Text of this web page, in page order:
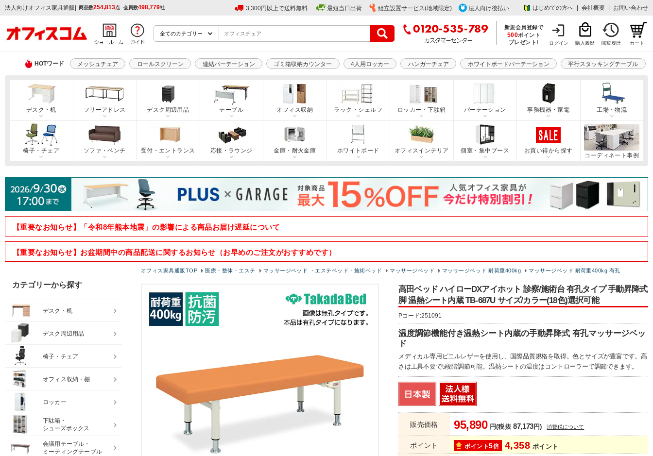
法人向けオフィス家具通販 | 商品数254,813点 会員数498,779社 3,300円以上で送料無料 最短当日出荷 組立設置サービス(地域限定) 法人向け後払い はじめての方へ 会社概要 お問い合わせ
新規会員登録で
500ポイント
プレゼント!
ログイン 購入履歴 閲覧履歴 カート
HOTワード メッシュチェア ロールスクリーン 連結パーテーション ゴミ箱収納カウンター 4人用ロッカー ハンガーチェア ホワイトボードパーテーション 平行スタッキングテーブル
デスク・机 フリーアドレス デスク周辺用品 テーブル オフィス収納 ラック・シェルフ ロッカー・下駄箱 パーテーション 事務機器・家電 工場・物流
椅子・チェア ソファ・ベンチ 受付・エントランス 応接・ラウンジ 金庫・耐火金庫 ホワイトボード オフィスインテリア 個室・集中ブース
お買い得から探す
コーディネート事例
【重要なお知らせ】「令和8年熊本地震」の影響による商品お届け遅延について
【重要なお知らせ】お盆期間中の商品配送に関するお知らせ（お早めのご注文がおすすめです）
オフィス家具通販TOP 医療・整体・エステ マッサージベッド ・エステベッド・施術ベッド マッサージベッド マッサージベッド 耐荷重400kg マッサージベッド 耐荷重400kg 有孔
高田ベッド ハイローDXアイホット 診察/施術台 有孔タイプ 手動昇降式
脚 温熱シート内蔵 TB-687U サイズ/カラー(18色)選択可能
Pコード:251091
温度調節機能付き温熱シート内蔵の手動昇降式 有孔マッサージベッ
ド
メディカル専用ビニルレザーを使用し、国際品質規格を取得。色とサイズが豊富です。高
さは工具不要で5段階調節可能。温熱シートの温度はコントローラーで調節できます。
販売価格 95,890円(税抜87,173円) 消費税について
ポイント ポイント5倍 4,358 ポイント
カテゴリーから探す
デスク・机
デスク周辺用品
椅子・チェア
オフィス収納・棚
ロッカー
下駄箱・
シューズボックス
会議用テーブル・
ミーティングテーブル